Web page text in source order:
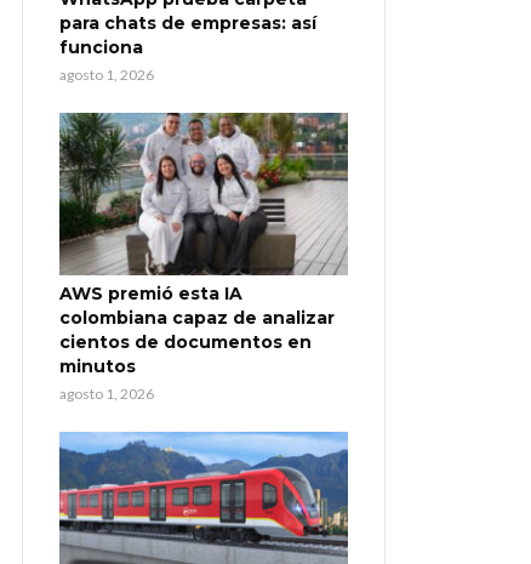
para chats de empresas: así
funciona
agosto 1, 2026
AWS premió esta IA
colombiana capaz de analizar
cientos de documentos en
minutos
agosto 1, 2026